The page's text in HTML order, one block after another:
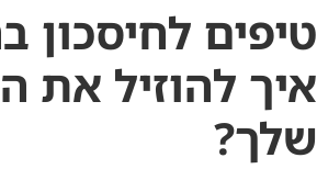
טיפים לחיסכון
איך להוזיל את
שלך?